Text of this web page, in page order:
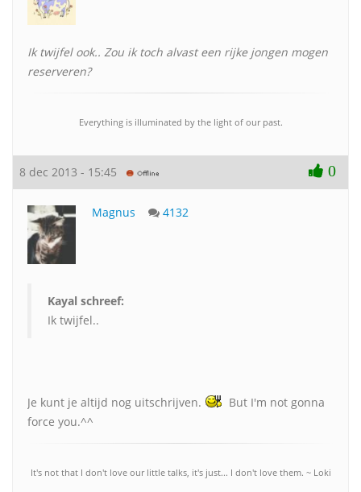
Ik twijfel ook.. Zou ik toch alvast een rijke jongen mogen
reserveren?
Everything is illuminated by the light of our past.
8 dec 2013 - 15:45 0
Magnus 4132
Kayal schreef:
Ik twijfel..
Je kunt je altijd nog uitschrijven.
But I'm not gonna
force you.^^
It's not that I don't love our little talks, it's just... I don't love them. ~ Loki